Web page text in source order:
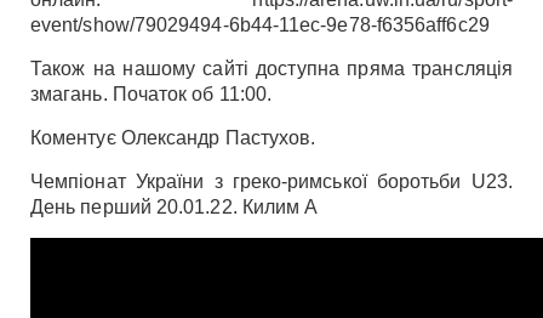
event/show/79029494-6b44-11ec-9e78-f6356aff6c29
Також на нашому сайті доступна пряма трансляція
змагань. Початок об 11:00.
Коментує Олександр Пастухов.
Чемпіонат України з греко-римської боротьби U23.
День перший 20.01.22. Килим А